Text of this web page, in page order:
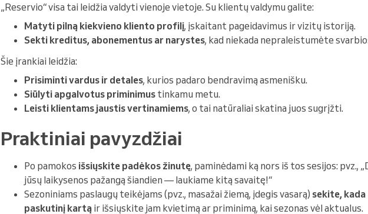
„Reservio“ visa tai leidžia valdyti vienoje vietoje. Su klientų valdymu galite:
Matyti pilną kiekvieno kliento profilį, įskaitant pageidavimus ir vizitų istoriją.
Sekti kreditus, abonementus ar narystes, kad niekada nepraleistumėte
Šie įrankiai leidžia:
Prisiminti vardus ir detales, kurios padaro bendravimą asmenišku.
Siūlyti apgalvotus priminimus tinkamu metu.
Leisti klientams jaustis vertinamiems, o tai natūraliai skatina juos sugrįžti.
Praktiniai pavyzdžiai
Po pamokos išsiųskite padėkos žinutę, paminėdami ką nors iš tos sesijos: pvz.,
jūsų laikysenos pažangą šiandien — laukiame kitą savaitę!“
Sezoniniams paslaugų teikėjams (pvz., masažai žiemą, įdegis vasarą) sekite,
paskutinį kartą ir išsiųskite jam kvietimą ar priminimą, kai sezonas vėl aktualus.